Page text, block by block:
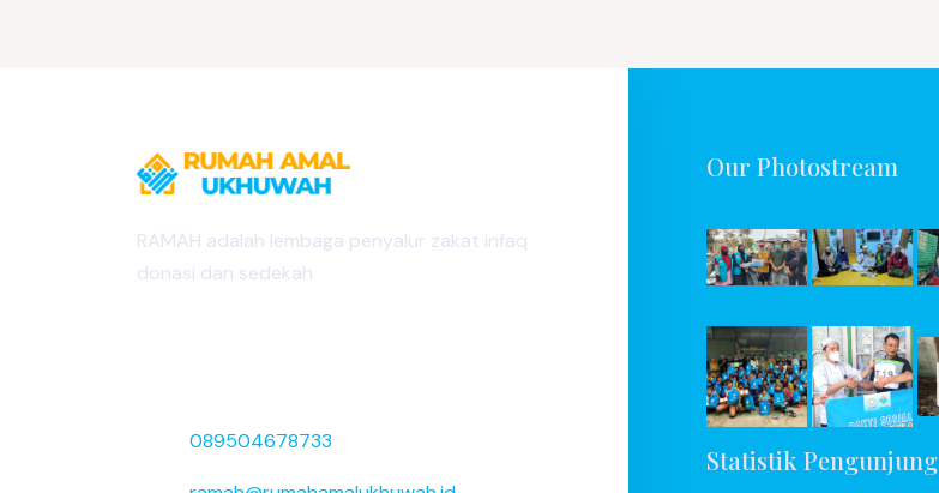
RAMAH adalah lembaga penyalur zakat infaq
donasi dan sedekah
089504678733
Our Photostream
Statistik Pengunjung